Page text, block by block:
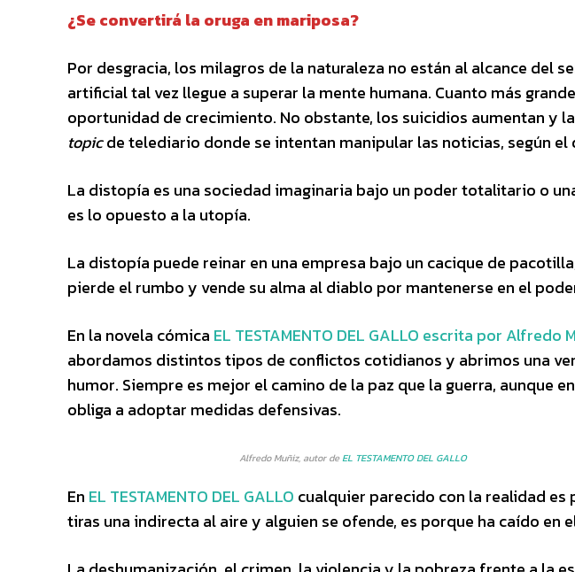
¿Se convertirá la oruga en mariposa?
Por desgracia, los milagros de la naturaleza no están al alcance del
artificial tal vez llegue a superar la mente humana. Cuanto más
oportunidad de crecimiento. No obstante, los suicidios aumentan y
topicde telediario donde se intentan manipular las noticias, según el
La distopía es una sociedad imaginaria bajo un poder totalitario o
es lo opuesto a la utopía.
La distopía puede reinar en una empresa bajo un cacique de
pierde el rumbo y vende su alma al diablo por mantenerse en el
En la novela cómica EL TESTAMENTO DEL GALLO escrita por
abordamos distintos tipos de conflictos cotidianos y abrimos una
humor. Siempre es mejor el camino de la paz que la guerra, aunque
obliga a adoptar medidas defensivas.
Alfredo Muñiz, autor deEL TESTAMENTO DEL GALLO
En EL TESTAMENTO DEL GALLO cualquier parecido con la realidad es
tiras una indirecta al aire y alguien se ofende, es porque ha caído en